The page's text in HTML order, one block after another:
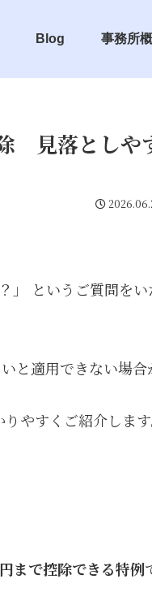
Blog 事務所
見落としや
」 というご質問を
と適用できない場合
やすくご紹介します
まで控除できる特例